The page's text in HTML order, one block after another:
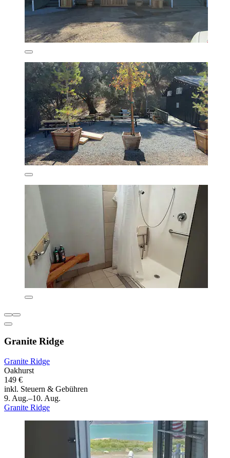
Granite Ridge
Granite Ridge
Oakhurst
149 €
inkl. Steuern & Gebühren
9. Aug.–10. Aug.
Granite Ridge